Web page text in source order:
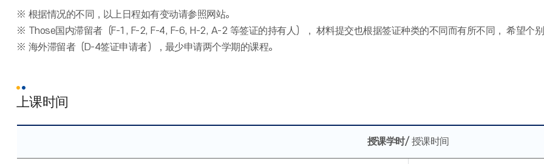
※ 根据情况的不同，以上日程如有变动请参照网站。
※ Those国内滞留者（F-1, F-2, F-4, F-6, H-2, A-2 等签证的持有人）， 材料提交也根据签证种类的不同而有所不同， 希望个
※ 海外滞留者（D-4签证申请者），最少申请两个学期的课程。
上课时间
授课学时/ 授课时间